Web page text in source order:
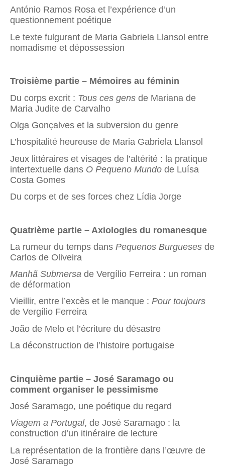
António Ramos Rosa et l’expérience d’un
questionnement poétique
Le texte fulgurant de Maria Gabriela Llansol entre
nomadisme et dépossession
Troisième partie – Mémoires au féminin
Du corps excrit : Tous ces gens de Mariana de
Maria Judite de Carvalho
Olga Gonçalves et la subversion du genre
L’hospitalité heureuse de Maria Gabriela Llansol
Jeux littéraires et visages de l’altérité : la pratique
intertextuelle dans O Pequeno Mundo de Luísa
Costa Gomes
Du corps et de ses forces chez Lídia Jorge
Quatrième partie – Axiologies du romanesque
La rumeur du temps dans Pequenos Burgueses de
Carlos de Oliveira
Manhã Submersa de Vergílio Ferreira : un roman
de déformation
Vieillir, entre l’excès et le manque : Pour toujours
de Vergílio Ferreira
João de Melo et l’écriture du désastre
La déconstruction de l’histoire portugaise
Cinquième partie – José Saramago ou
comment organiser le pessimisme
José Saramago, une poétique du regard
Viagem a Portugal, de José Saramago : la
construction d’un itinéraire de lecture
La représentation de la frontière dans l’œuvre de
José Saramago